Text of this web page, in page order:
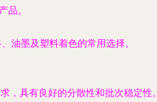
品。
油墨及塑料着色的常用选择。
，具有良好的分散性和批次稳定性。